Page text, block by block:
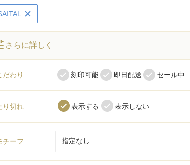
さらに詳しく
だわり 刻印可能 即日配送 セール中
り切れ 表示する 表示しない
チーフ